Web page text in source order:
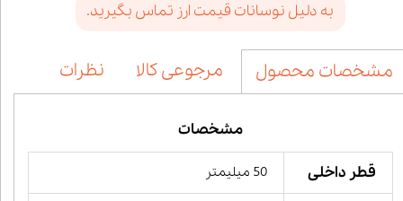
به دلیل نوسانات قیمت ارز تماس بگیرید.
مشخصات محصول مرجوعی کالا نظرات
مشخصات
قطر داخلی 50 میلیمتر